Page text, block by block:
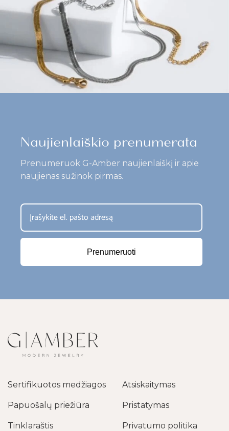
Sertifikuotos medžiagos
Papuošalų priežiūra
Tinklaraštis
Atsiskaitymas
Pristatymas
Privatumo politika
Naujienlaiškio prenumerata
Prenumeruok G-Amber naujienlaiškį ir apie
naujienas sužinok pirmas.
Prenumeruoti